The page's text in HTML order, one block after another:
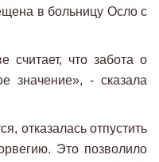
в больницу Осло с
считает, что забота о
значение», - сказала
отказалась отпустить
Это позволило